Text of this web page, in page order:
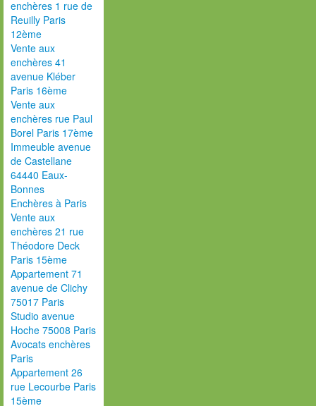
enchères 1 rue de
Reuilly Paris
12ème
Vente aux
enchères 41
avenue Kléber
Paris 16ème
Vente aux
enchères rue Paul
Borel Paris 17ème
Immeuble avenue
de Castellane
64440 Eaux-
Bonnes
Enchères à Paris
Vente aux
enchères 21 rue
Théodore Deck
Paris 15ème
Appartement 71
avenue de Clichy
75017 Paris
Studio avenue
Hoche 75008 Paris
Avocats enchères
Paris
Appartement 26
rue Lecourbe Paris
15ème